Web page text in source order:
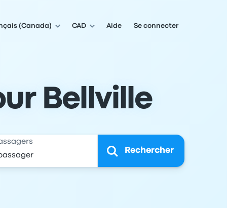
(Canada) CAD Aide Se connecter
Bellville
Rechercher